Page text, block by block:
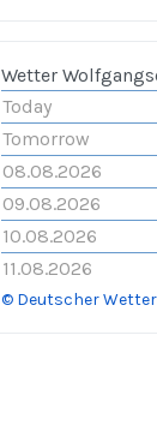
Wetter
Today
Tomorrow
08.08.2026
09.08.2026
10.08.2026
11.08.2026
© Deutscher